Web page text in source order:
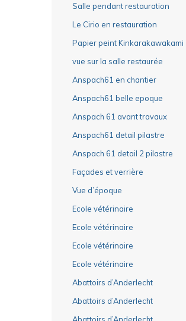
Salle pendant restauration
Le Cirio en restauration
Papier peint Kinkarakawakami
vue sur la salle restaurée
Anspach61 en chantier
Anspach61 belle epoque
Anspach 61 avant travaux
Anspach61 detail pilastre
Anspach 61 detail 2 pilastre
Façades et verrière
Vue d’époque
Ecole vétérinaire
Ecole vétérinaire
Ecole vétérinaire
Ecole vétérinaire
Abattoirs d’Anderlecht
Abattoirs d’Anderlecht